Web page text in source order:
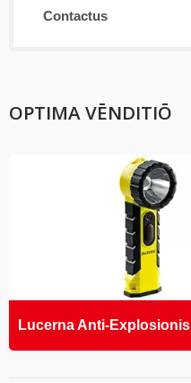
Contactus
OPTIMA VĒNDITIŌ
Lucerna Anti-Explosionis